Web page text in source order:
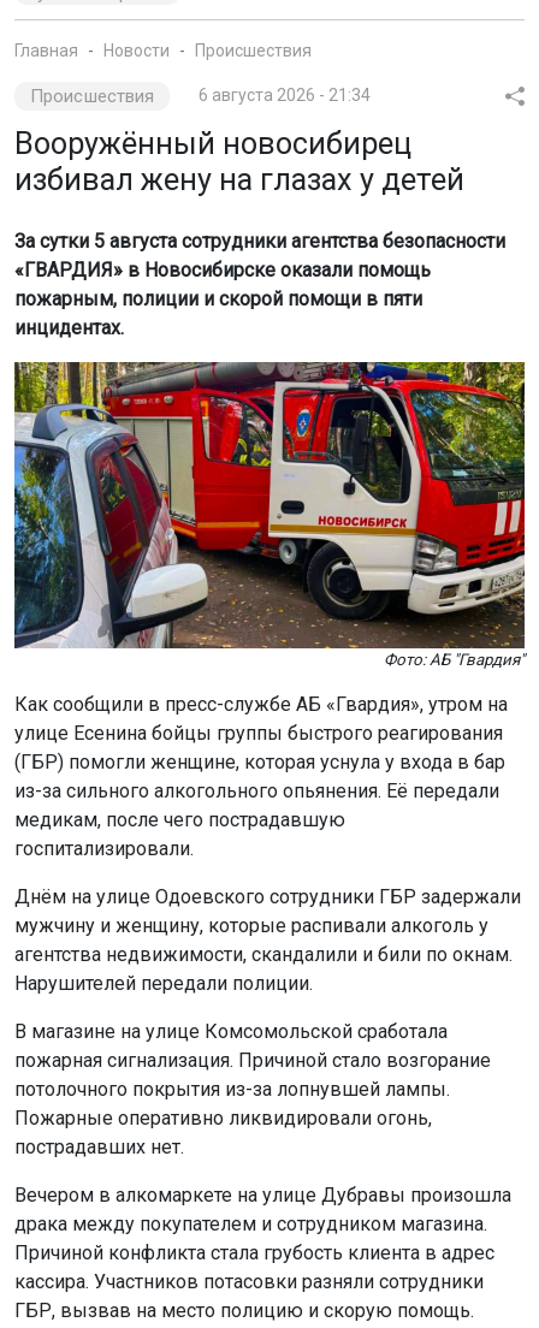
Главная Новости Происшествия
Происшествия 6 августа 2026 - 21:34
Вооружённый новосибирец
избивал жену на глазах у детей
За сутки 5 августа сотрудники агентства безопасности
«ГВАРДИЯ» в Новосибирске оказали помощь
пожарным, полиции и скорой помощи в пяти
инцидентах.
Фото: АБ "Гвардия"
Как сообщили в пресс-службе АБ «Гвардия», утром на
улице Есенина бойцы группы быстрого реагирования
(ГБР) помогли женщине, которая уснула у входа в бар
из-за сильного алкогольного опьянения. Её передали
медикам, после чего пострадавшую
госпитализировали.
Днём на улице Одоевского сотрудники ГБР задержали
мужчину и женщину, которые распивали алкоголь у
агентства недвижимости, скандалили и били по окнам.
Нарушителей передали полиции.
В магазине на улице Комсомольской сработала
пожарная сигнализация. Причиной стало возгорание
потолочного покрытия из-за лопнувшей лампы.
Пожарные оперативно ликвидировали огонь,
пострадавших нет.
Вечером в алкомаркете на улице Дубравы произошла
драка между покупателем и сотрудником магазина.
Причиной конфликта стала грубость клиента в адрес
кассира. Участников потасовки разняли сотрудники
ГБР, вызвав на место полицию и скорую помощь.